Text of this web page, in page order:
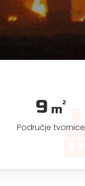
9 m2
Područje tvornice